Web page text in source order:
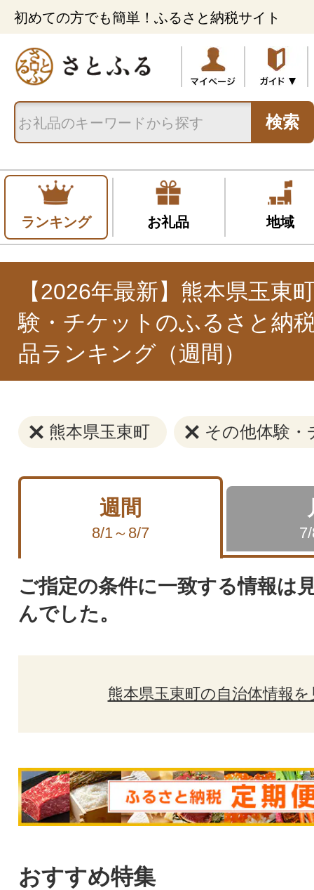
初めての方でも簡単！ふるさと納税サイト
検索
ランキング お礼品 地域
【2026年最新】熊本県玉東
験・チケットのふるさと納
品ランキング（週間）
熊本県玉東町 その他体験・
週間
8/1～8/7
ご指定の条件に一致する情報は
んでした。
熊本県玉東町の自治体情報を
おすすめ特集